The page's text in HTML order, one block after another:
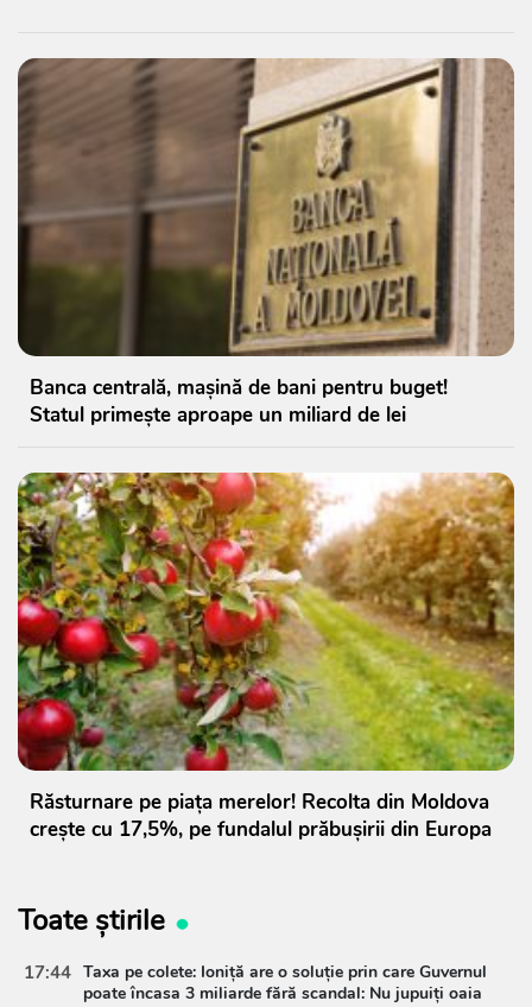
Banca centrală, mașină de bani pentru buget!
Statul primește aproape un miliard de lei
Răsturnare pe piața merelor! Recolta din Moldova
crește cu 17,5%, pe fundalul prăbușirii din Europa
Toate știrile
17:44 Taxa pe colete: Ioniță are o soluție prin care Guvernul
poate încasa 3 miliarde fără scandal: Nu jupuiți oaia